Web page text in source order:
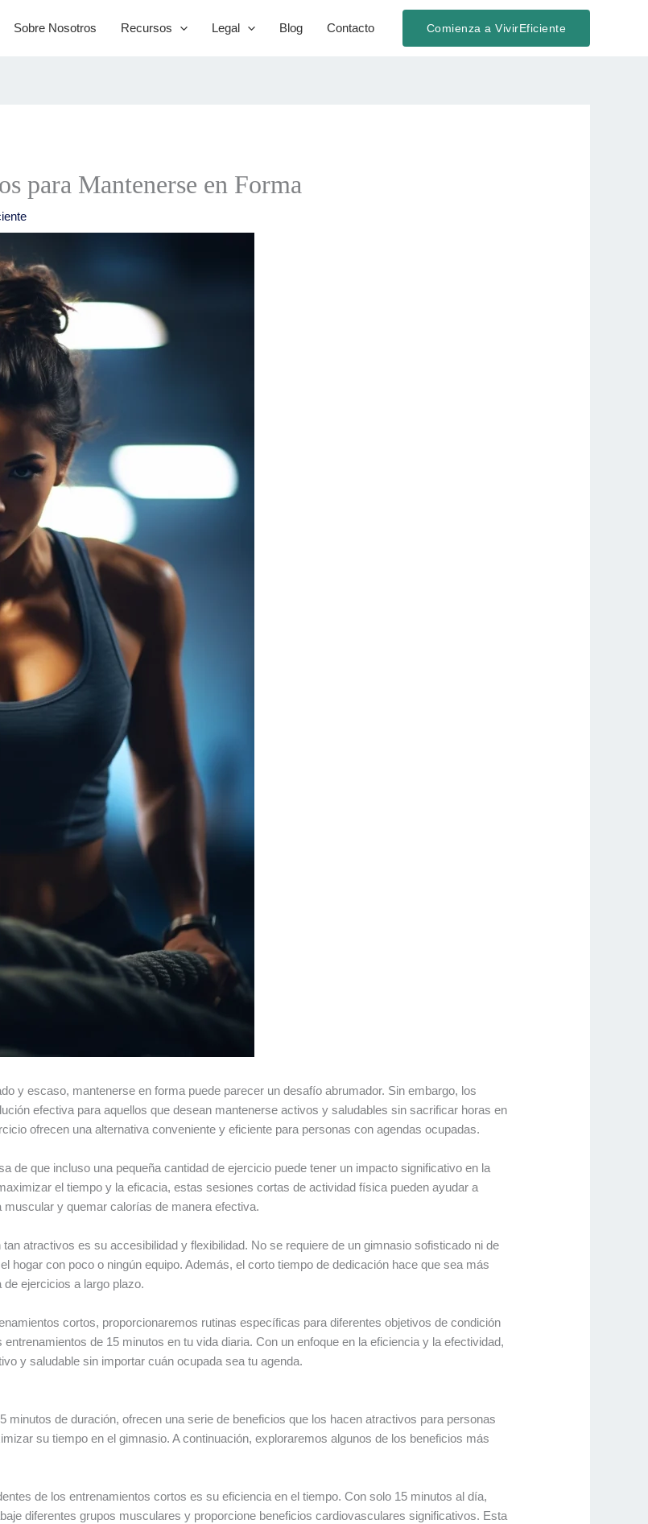
Sobre Nosotros Recursos Legal Blog Contacto Comienza a VivirEficiente
para Mantenerse en Forma
y escaso, mantenerse en forma puede parecer un desafío abrumador. Sin embargo, los
efectiva para aquellos que desean mantenerse activos y saludables sin sacrificar horas en
ofrecen una alternativa conveniente y eficiente para personas con agendas ocupadas.
de que incluso una pequeña cantidad de ejercicio puede tener un impacto significativo en la
el tiempo y la eficacia, estas sesiones cortas de actividad física pueden ayudar a
y quemar calorías de manera efectiva.
atractivos es su accesibilidad y flexibilidad. No se requiere de un gimnasio sofisticado ni de
hogar con poco o ningún equipo. Además, el corto tiempo de dedicación hace que sea más
ejercicios a largo plazo.
cortos, proporcionaremos rutinas específicas para diferentes objetivos de condición
de 15 minutos en tu vida diaria. Con un enfoque en la eficiencia y la efectividad,
y saludable sin importar cuán ocupada sea tu agenda.
minutos de duración, ofrecen una serie de beneficios que los hacen atractivos para personas
su tiempo en el gimnasio. A continuación, exploraremos algunos de los beneficios más
de los entrenamientos cortos es su eficiencia en el tiempo. Con solo 15 minutos al día,
diferentes grupos musculares y proporcione beneficios cardiovasculares significativos. Esta